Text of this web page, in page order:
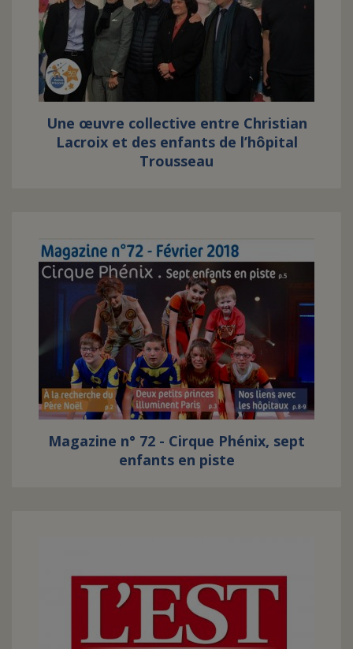
FAIRE UN DON
ASSURANCE VIE/LEGS
ESPACE PRESSE
Une œuvre collective entre Christian
Lacroix et des enfants de l’hôpital
Trousseau
Magazine n° 72 - Cirque Phénix, sept
enfants en piste